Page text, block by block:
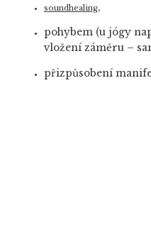
soundhealing,
pohybem (u jógy
vložení záměru –
přizpůsobení